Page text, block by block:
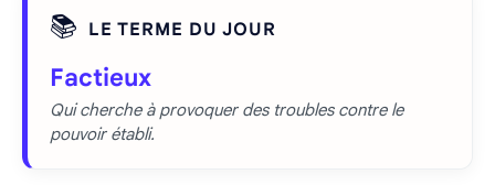
📚 LE TERME DU JOUR
Factieux
Qui cherche à provoquer des troubles contre le
pouvoir établi.